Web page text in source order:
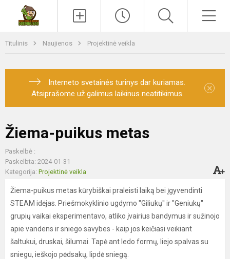
Titulinis Naujienos Projektinė veikla
Interneto svetainės turinys dar kuriamas.
Atsiprašome už galimus laikinus neatitikimus.
×
Žiema-puikus metas
Paskelbė :
Paskelbta: 2024-01-31
Kategorija: Projektinė veikla
Žiema-puikus metas kūrybiškai praleisti laiką bei įgyvendinti
STEAM idėjas. Priešmokyklinio ugdymo ''Giliukų'' ir ''Geniukų''
grupių vaikai eksperimentavo, atliko įvairius bandymus ir sužinojo
apie vandens ir sniego savybes - kaip jos keičiasi veikiant
šaltukui, druskai, šilumai. Tapė ant ledo formų, liejo spalvas su
sniegu, ieškojo pėdsakų, lipdė sniegą.